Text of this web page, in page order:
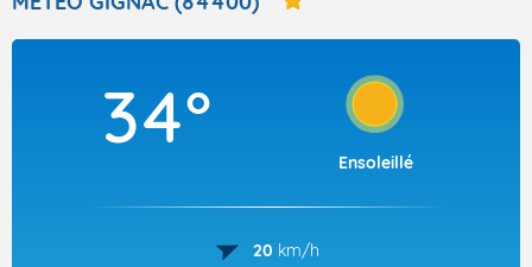
34°
Ensoleillé
20 km/h